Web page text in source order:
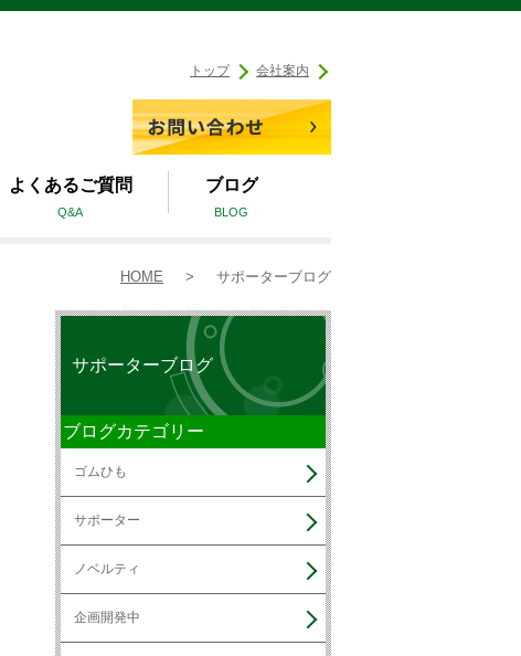
トップ 会社案内
よくあるご質問
Q&A
ブログ
BLOG
サポーターブログ
HOME >
サポーターブログ
ブログカテゴリー
ゴムひも
サポーター
ノベルティ
企画開発中